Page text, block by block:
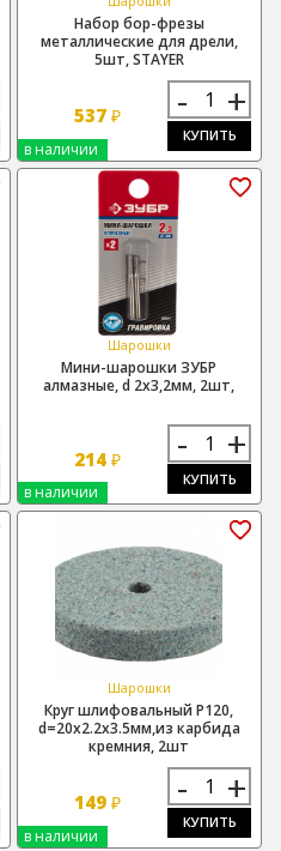
Набор бор-фрезы
металлические для дрели,
5шт, STAYER
537 ₽ - +
КУПИТЬ
в наличии
Шарошки
Мини-шарошки ЗУБР
алмазные, d 2х3,2мм, 2шт,
214 ₽ - +
КУПИТЬ
в наличии
Шарошки
Круг шлифовальный Р120,
d=20х2.2х3.5мм,из карбида
кремния, 2шт
149 ₽ - +
КУПИТЬ
в наличии